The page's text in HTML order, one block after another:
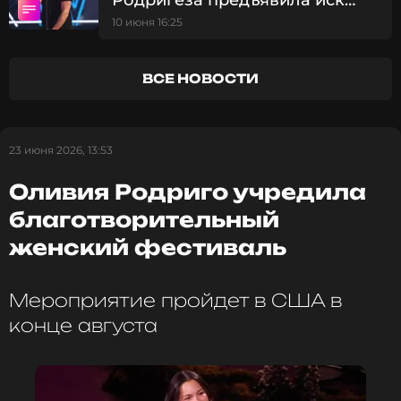
накануне его свадьбы с Катей
10 июня 16:25
ВСЕ НОВОСТИ
23 июня 2026, 13:53
Оливия Родриго учредила
благотворительный
женский фестиваль
Мероприятие пройдет в США в
конце августа